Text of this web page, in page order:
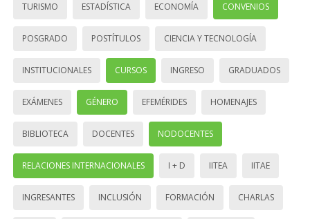
TURISMO ESTADÍSTICA ECONOMÍA CONVENIOS
POSGRADO POSTÍTULOS CIENCIA Y TECNOLOGÍA
INSTITUCIONALES CURSOS INGRESO GRADUADOS
EXÁMENES GÉNERO EFEMÉRIDES HOMENAJES
BIBLIOTECA DOCENTES NODOCENTES
RELACIONES INTERNACIONALES I + D IITEA IITAE
INGRESANTES INCLUSIÓN FORMACIÓN CHARLAS